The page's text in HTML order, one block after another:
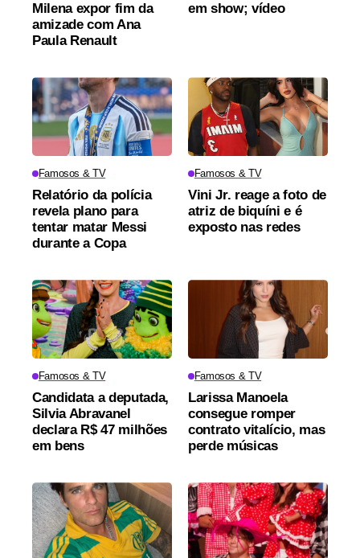
Milena expor fim da
amizade com Ana
Paula Renault
em show; vídeo
Famosos & TV
Relatório da polícia
revela plano para
tentar matar Messi
durante a Copa
Famosos & TV
Vini Jr. reage a foto de
atriz de biquíni e é
exposto nas redes
Famosos & TV
Candidata a deputada,
Silvia Abravanel
declara R$ 47 milhões
em bens
Famosos & TV
Larissa Manoela
consegue romper
contrato vitalício, mas
perde músicas